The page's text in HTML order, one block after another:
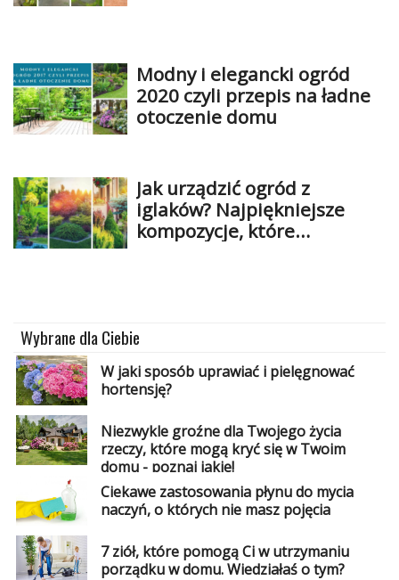
Modny i elegancki ogród
2020 czyli przepis na ładne
otoczenie domu
Jak urządzić ogród z
iglaków? Najpiękniejsze
kompozycje, które
Wybrane dla Ciebie
W jaki sposób uprawiać i pielęgnować
hortensję?
Niezwykle groźne dla Twojego życia
rzeczy, które mogą kryć się w Twoim
domu - poznaj jakie!
Ciekawe zastosowania płynu do mycia
naczyń, o których nie masz pojęcia
7 ziół, które pomogą Ci w utrzymaniu
porządku w domu. Wiedziałaś o tym?